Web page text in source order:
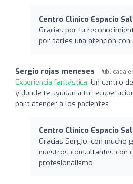
Centro Clínico Espacio
Gracias por tu
por darles una atención con
Sergio rojas meneses Publicada
Experiencia fantástica: Un centro
y donde te ayudan a tu
para atender a los pacientes
Centro Clínico Espacio
Gracias Sergio, con mucho
nuestros consultantes con
profesionalismo